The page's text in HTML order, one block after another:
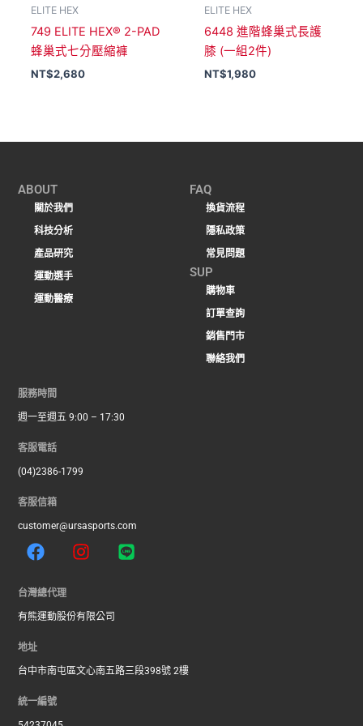
ELITE HEX
749 ELITE HEX® 2-PAD
蜂巢式七分壓縮褲
NT$2,680
ELITE HEX
6448 進階蜂巢式長護
膝 (一組2件)
NT$1,980
ABOUT
關於我們
科技分析
產品研究
運動選手
運動醫療
FAQ
換貨流程
隱私政策
常見問題
SUP
購物車
訂單查詢
銷售門市
聯絡我們
台灣總代理
有熊運動股份有限公司
地址
台中市南屯區文心南五路三段398號 2樓
統一編號
服務時間
週一至週五 9:00 – 17:30
客服電話
(04)2386-1799
客服信箱
customer@ursasports.com
F
a
e
b
o
k
I
n
a
a
L
i